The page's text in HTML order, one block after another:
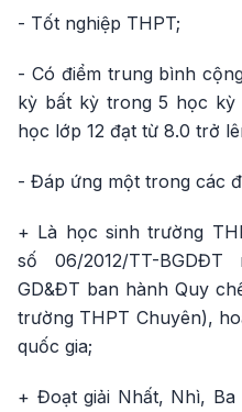
- Tốt nghiệp THPT;
- Có điểm trung bình
kỳ bất kỳ trong 5 học kỳ
học lớp 12 đạt từ 8.0 trở
- Đáp ứng một trong các
+ Là học sinh trường
số 06/2012/TT-
GD&ĐT ban hành Quy
trường THPT Chuyên),
quốc gia;
+ Đoạt giải Nhất, Nhì,